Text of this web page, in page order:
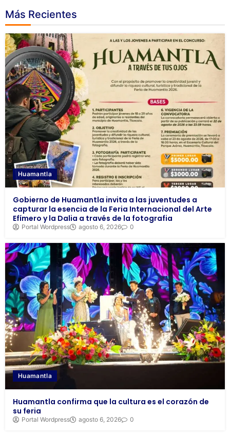
Más Recientes
Huamantla
Gobierno de Huamantla invita a las juventudes a
capturar la esencia de la Feria Internacional del Arte
Efímero y la Dalia a través de la fotografia
Portal Wordpress agosto 6, 2026 0
Huamantla
Huamantla confirma que la cultura es el corazón de
su feria
Portal Wordpress agosto 6, 2026 0